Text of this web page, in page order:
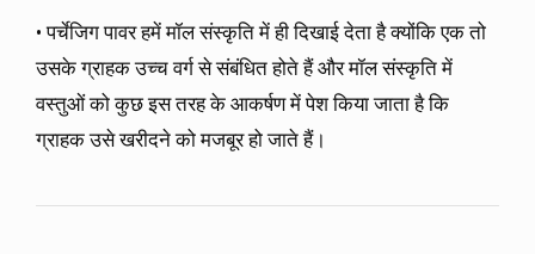
• पर्चेजिग पावर हमें मॉल संस्कृति में ही दिखाई देता है क्योंकि एक तो
उसके ग्राहक उच्च वर्ग से संबंधित होते हैं और मॉल संस्कृति में
वस्तुओं को कुछ इस तरह के आकर्षण में पेश किया जाता है कि
ग्राहक उसे खरीदने को मजबूर हो जाते हैं।